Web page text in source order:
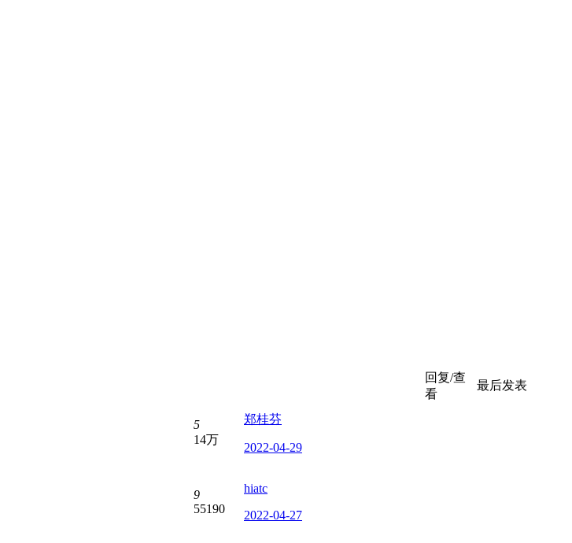
回复/查
看
最后发表
5
14万
郑桂芬
2022-04-29
9
55190
hiatc
2022-04-27